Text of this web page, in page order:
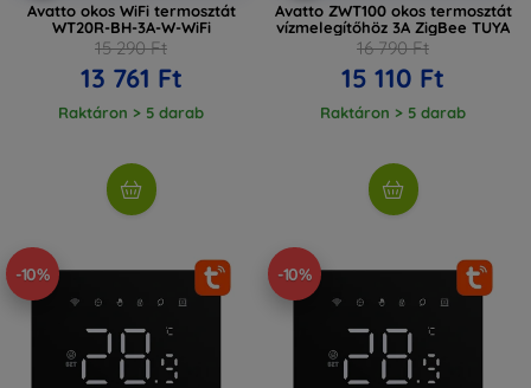
Avatto okos WiFi termosztát
WT20R-BH-3A-W-WiFi
15 290 Ft
13 761 Ft
Raktáron > 5 darab
Avatto ZWT100 okos termosztát
vízmelegítőhöz 3A ZigBee TUYA
16 790 Ft
15 110 Ft
Raktáron > 5 darab
-10% -10%